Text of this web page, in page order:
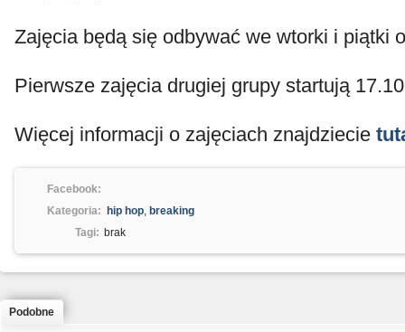
Zajęcia będą się odbywać we wtorki i piątki
Pierwsze zajęcia drugiej grupy startują
Więcej informacji o zajęciach znajdziecie
Facebook:
Kategoria:
hip hop, breaking
Tagi: brak
Podobne